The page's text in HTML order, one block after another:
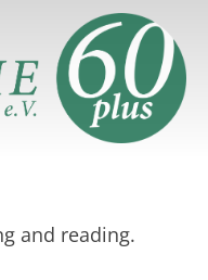
and reading.